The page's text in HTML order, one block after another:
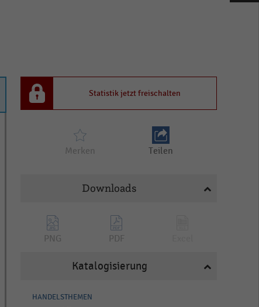
Statistik jetzt freischalten
Merken Teilen
Downloads
PNG PDF
Katalogisierung
HANDELSTHEMEN